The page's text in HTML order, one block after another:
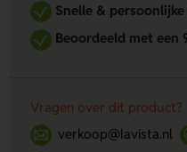
Snelle &
Beoordeeld met een
Vragen over dit product?
verkoop@lavista.nl